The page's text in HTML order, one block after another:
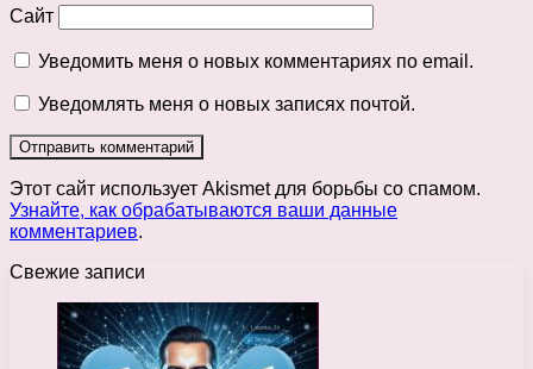
Сайт
Уведомить меня о новых комментариях по email.
Уведомлять меня о новых записях почтой.
Этот сайт использует Akismet для борьбы со спамом.
Узнайте, как обрабатываются ваши данные
комментариев.
Свежие записи